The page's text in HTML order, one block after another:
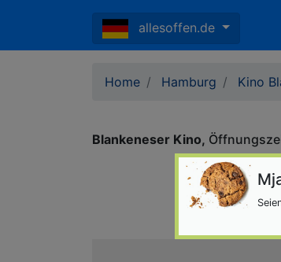
allesoffen.de
Home Hamburg Kino
Blankeneser Kino